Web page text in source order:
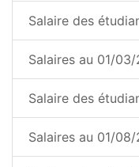
Salaire des
Salaires au 01/
Salaire des
Salaires au 01/